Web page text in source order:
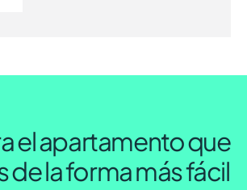
el apartamento que
de la forma más fácil